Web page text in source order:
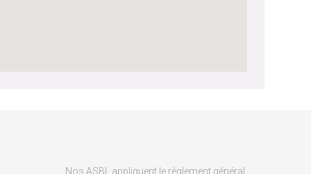
Nos ASBL appliquent le règlement général